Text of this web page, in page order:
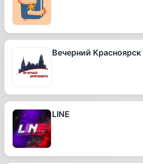
Вечерний Красноярск
LINE